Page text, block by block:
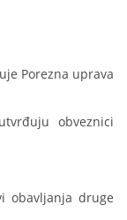
Porezna uprava
obveznici
obavljanja druge